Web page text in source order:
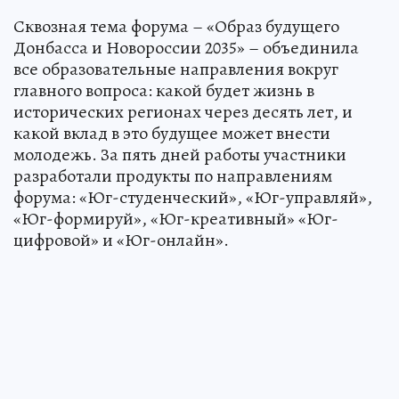
Сквозная тема форума – «Образ будущего
Донбасса и Новороссии 2035» – объединила
все образовательные направления вокруг
главного вопроса: какой будет жизнь в
исторических регионах через десять лет, и
какой вклад в это будущее может внести
молодежь. За пять дней работы участники
разработали продукты по направлениям
форума: «Юг-студенческий», «Юг-управляй»,
«Юг-формируй», «Юг-креативный» «Юг-
цифровой» и «Юг-онлайн».